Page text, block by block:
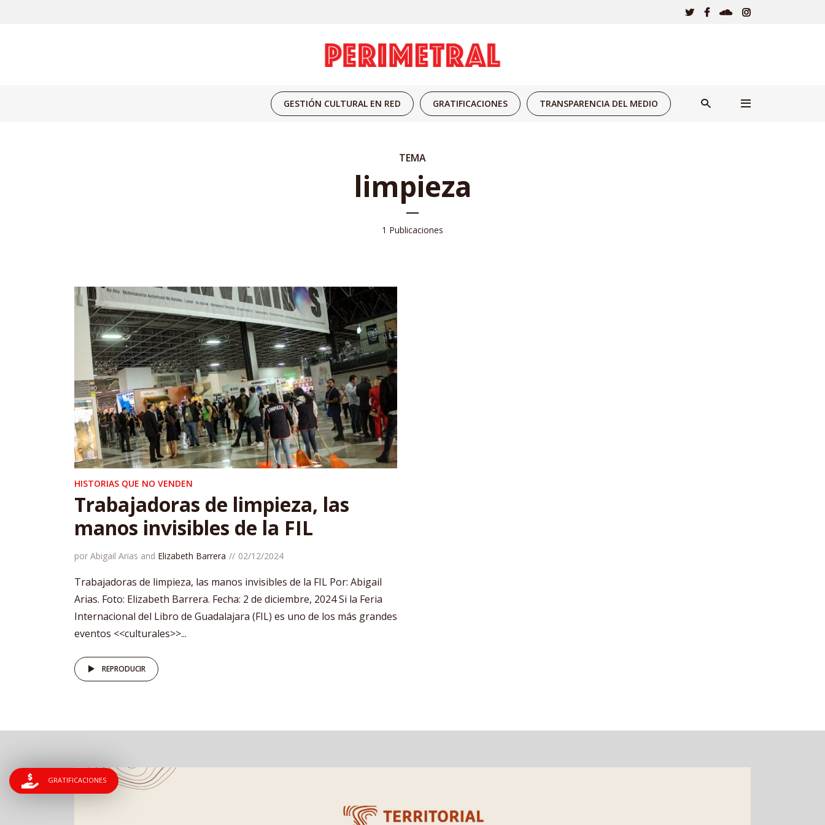
GESTIÓN CULTURAL EN RED GRATIFICACIONES TRANSPARENCIA DEL MEDIO
TEMA
limpieza
1 Publicaciones
HISTORIAS QUE NO VENDEN
Trabajadoras de limpieza, las
manos invisibles de la FIL
por Abigail Arias and Elizabeth Barrera 02/12/2024
Trabajadoras de limpieza, las manos invisibles de la FIL Por: Abigail
Arias. Foto: Elizabeth Barrera. Fecha: 2 de diciembre, 2024 Si la Feria
Internacional del Libro de Guadalajara (FIL) es uno de los más grandes
eventos <<culturales>>...
REPRODUCIR
GRATIFICACIONES